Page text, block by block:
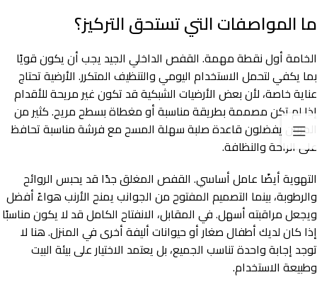
ما المواصفات التي تستحق التركيز؟
الخامة أول نقطة مهمة. القفص الداخلي الجيد يجب أن يكون قويًا
بما يكفي لتحمل الاستخدام اليومي والتنظيف المتكرر. الأرضية تحتاج
عناية خاصة، لأن بعض الأرضيات الشبكية قد تكون غير مريحة للأقدام
إذا لم تكن مصممة بطريقة مناسبة أو مغطاة بسطح مريح. كثير من
المربين يفضلون قاعدة صلبة سهلة المسح مع فرشة مناسبة تحافظ
على الراحة والنظافة.
التهوية أيضًا عامل أساسي. القفص المغلق جدًا قد يحبس الروائح
والرطوبة، بينما التصميم المفتوح من الجوانب يمنح الأرنب هواءً أفضل
ويجعل مراقبته أسهل. في المقابل، الانفتاح الكامل قد لا يكون مناسبًا
إذا كان لديك أطفال صغار أو حيوانات أليفة أخرى في المنزل. هنا لا
توجد إجابة واحدة تناسب الجميع، بل يعتمد الاختيار على بيئة البيت
وطبيعة الاستخدام.